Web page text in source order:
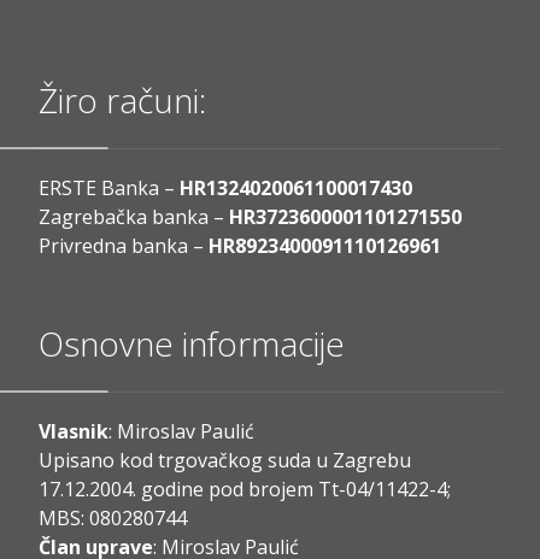
Žiro računi:
ERSTE Banka – HR1324020061100017430
Zagrebačka banka – HR3723600001101271550
Privredna banka – HR8923400091110126961
Osnovne informacije
Vlasnik: Miroslav Paulić
Upisano kod trgovačkog suda u Zagrebu
17.12.2004. godine pod brojem Tt-04/11422-4;
MBS: 080280744
Član uprave: Miroslav Paulić